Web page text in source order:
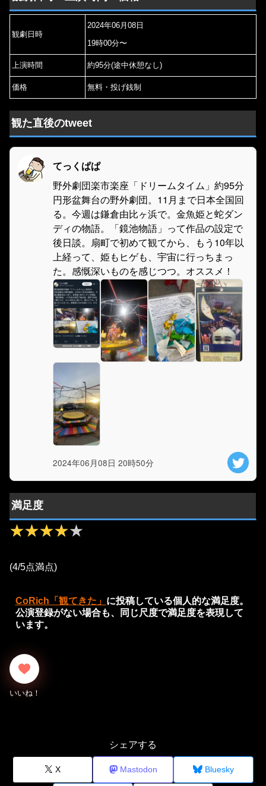
観劇日時
2024年06月08日
19時00分〜
上演時間 約95分(途中休憩なし)
価格 無料・投げ銭制
観た直後のtweet
てっくぱぱ
野外劇団楽市楽座「ドリームタイム」約95分
円形盆舞台の野外劇団。11月まで日本全国回
る。今週は鎌倉由比ヶ浜で。金魚姫と蛇ダン
ディの物語。「鏡池物語」って作品の設定で
後日談。扇町で初めて観てから、もう10年以
上経って、姫もヒゲも、宇宙に行っちまっ
た。感慨深いものを感じつつ。オススメ！
2024年06月08日 20時50分
満足度
★★★★★
★★★★★
(4/5点満点)
CoRich「観てきた」 に投稿している個人的な満足度。
公演登録がない場合も、同じ尺度で満足度を表現して
います。
シェアする
X Mastodon Bluesky